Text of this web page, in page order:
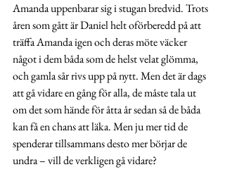
Amanda uppenbarar sig i stugan bredvid. Trots
åren som gått är Daniel helt oförberedd på att
träffa Amanda igen och deras möte väcker
något i dem båda som de helst velat glömma,
och gamla sår rivs upp på nytt. Men det är dags
att gå vidare en gång för alla, de måste tala ut
om det som hände för åtta år sedan så de båda
kan få en chans att läka. Men ju mer tid de
spenderar tillsammans desto mer börjar de
undra – vill de verkligen gå vidare?